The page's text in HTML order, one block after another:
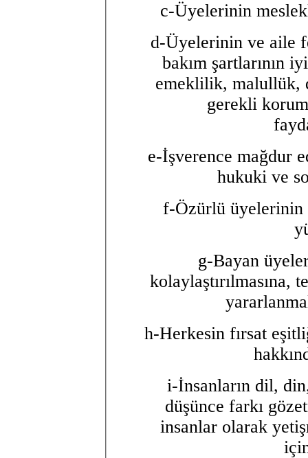
c-Üyelerinin
d-Üyelerinin ve aile
bakım şartlarının
emeklilik, malullük,
gerekli
e-İşverence mağdur
hukuki ve
f-Özürlü üyelerinin
g-Bayan
kolaylaştırılmasına,
h-Herkesin fırsat
i-İnsanların dil,
düşünce farkı
insanlar olarak